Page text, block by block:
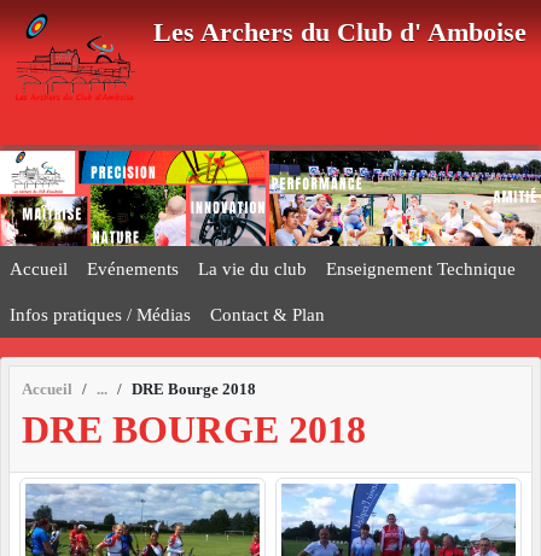
Les Archers du Club d' Amboise
Accueil Evénements La vie du club Enseignement Technique
Infos pratiques / Médias Contact & Plan
Accueil DRE Bourge 2018
DRE BOURGE 2018
Panneau de gestion des cookies